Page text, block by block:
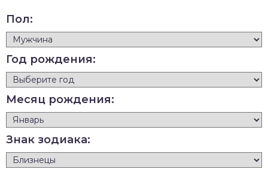
Пол:
Год рождения:
Месяц рождения:
Знак зодиака: